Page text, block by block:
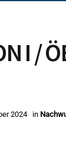
I /
2024 in